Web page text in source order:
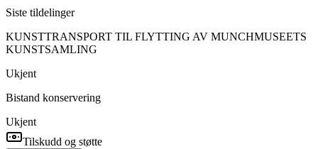
Siste tildelinger
KUNSTTRANSPORT TIL FLYTTING AV MUNCHMUSEETS
KUNSTSAMLING
Ukjent
Bistand konservering
Ukjent
Tilskudd og støtte